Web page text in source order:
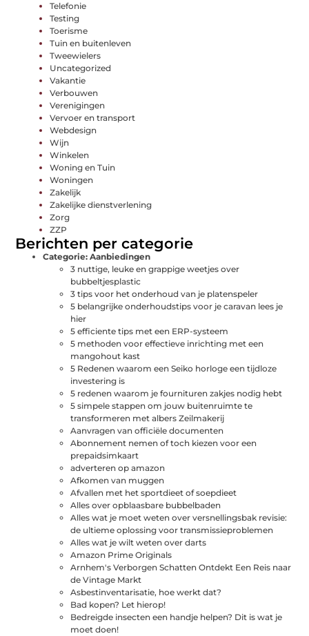
Berichten per categorie
Categorie: Aanbiedingen
3 nuttige, leuke en grappige weetjes over
bubbeltjesplastic
3 tips voor het onderhoud van je platenspeler
5 belangrijke onderhoudstips voor je caravan lees je
hier
5 efficiente tips met een ERP-systeem
5 methoden voor effectieve inrichting met een
mangohout kast
5 Redenen waarom een Seiko horloge een tijdloze
investering is
5 redenen waarom je fournituren zakjes nodig hebt
5 simpele stappen om jouw buitenruimte te
transformeren met albers Zeilmakerij
Aanvragen van officiële documenten
Abonnement nemen of toch kiezen voor een
prepaidsimkaart
adverteren op amazon
Afkomen van muggen
Afvallen met het sportdieet of soepdieet
Alles over opblaasbare bubbelbaden
Alles wat je moet weten over versnellingsbak revisie:
de ultieme oplossing voor transmissieproblemen
Alles wat je wilt weten over darts
Amazon Prime Originals
Arnhem's Verborgen Schatten Ontdekt Een Reis naar
de Vintage Markt
Asbestinventarisatie, hoe werkt dat?
Bad kopen? Let hierop!
Bedreigde insecten een handje helpen? Dit is wat je
moet doen!
Telefonie
Testing
Toerisme
Tuin en buitenleven
Tweewielers
Uncategorized
Vakantie
Verbouwen
Verenigingen
Vervoer en transport
Webdesign
Wijn
Winkelen
Woning en Tuin
Woningen
Zakelijk
Zakelijke dienstverlening
Zorg
ZZP